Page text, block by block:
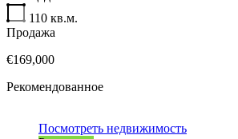
110 кв.м.
Продажа
€169,000
Рекомендованное
Посмотреть недвижимость